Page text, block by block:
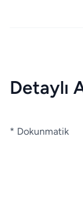
Detaylı
* Dokunmatik